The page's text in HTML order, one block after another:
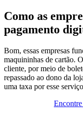
Como as
pagamento
Bom, essas empresas
maquininhas de cartão.
cliente, por meio de
repassado ao dono da
uma taxa por esse